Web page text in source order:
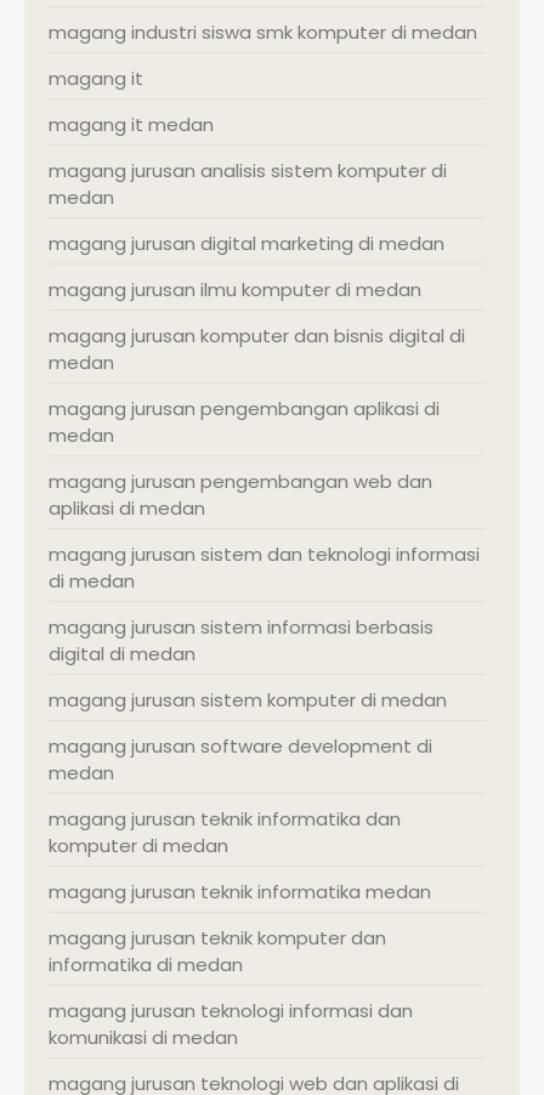
magang industri siswa smk komputer di medan
magang it
magang it medan
magang jurusan analisis sistem komputer di
medan
magang jurusan digital marketing di medan
magang jurusan ilmu komputer di medan
magang jurusan komputer dan bisnis digital di
medan
magang jurusan pengembangan aplikasi di
medan
magang jurusan pengembangan web dan
aplikasi di medan
magang jurusan sistem dan teknologi informasi
di medan
magang jurusan sistem informasi berbasis
digital di medan
magang jurusan sistem komputer di medan
magang jurusan software development di
medan
magang jurusan teknik informatika dan
komputer di medan
magang jurusan teknik informatika medan
magang jurusan teknik komputer dan
informatika di medan
magang jurusan teknologi informasi dan
komunikasi di medan
magang jurusan teknologi web dan aplikasi di